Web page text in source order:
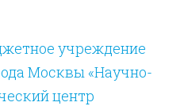
учреждение
Москвы «Научно-
центр